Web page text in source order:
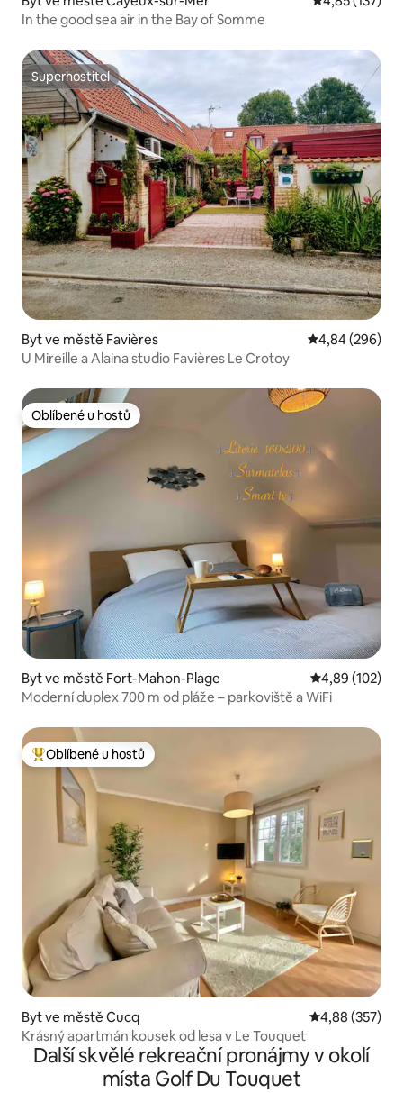
In the good sea air in the Bay of Somme
Superhostitel
Superhostitel
Byt ve městě Favières Průměrné
4,84 (296)
U Mireille a Alaina studio Favières Le Crotoy
Oblíbené u hostů
Oblíbené u hostů
Byt ve městě Fort-Mahon-Plage Průměrné
4,89 (102)
Moderní duplex 700 m od pláže – parkoviště a WiFi
Nejlepší v kategorii Oblíbené u hostů
Oblíbené u hostů
Byt ve městě Cucq Průměrné
4,88 (357)
Krásný apartmán kousek od lesa v Le Touquet
Další skvělé rekreační pronájmy v okolí
místa Golf Du Touquet